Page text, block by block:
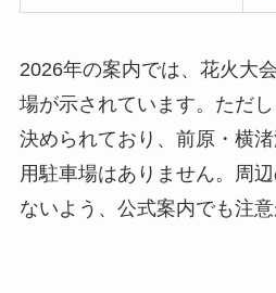
2026年の案内では、花火大
場が示されています。ただ
決められており、前原・横
用駐車場はありません。周
ないよう、公式案内でも注意